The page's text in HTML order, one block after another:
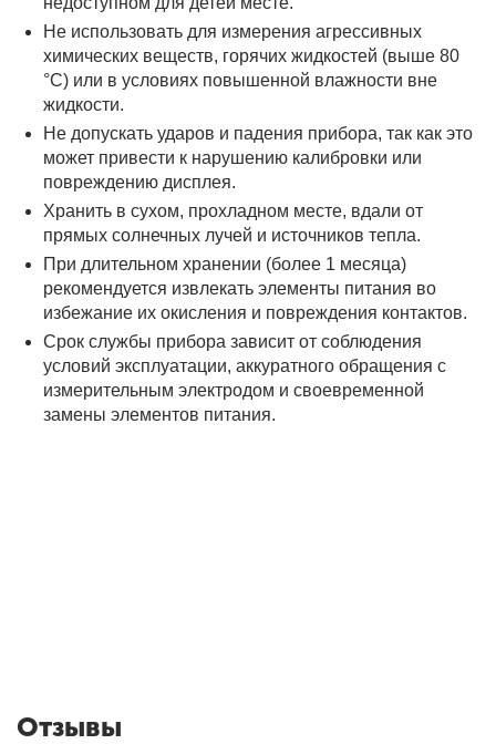
Не использовать для измерения агрессивных
химических веществ, горячих жидкостей (выше 80
°C) или в условиях повышенной влажности вне
жидкости.
Не допускать ударов и падения прибора, так как это
может привести к нарушению калибровки или
повреждению дисплея.
Хранить в сухом, прохладном месте, вдали от
прямых солнечных лучей и источников тепла.
При длительном хранении (более 1 месяца)
рекомендуется извлекать элементы питания во
избежание их окисления и повреждения контактов.
Срок службы прибора зависит от соблюдения
условий эксплуатации, аккуратного обращения с
измерительным электродом и своевременной
замены элементов питания.
Отзывы